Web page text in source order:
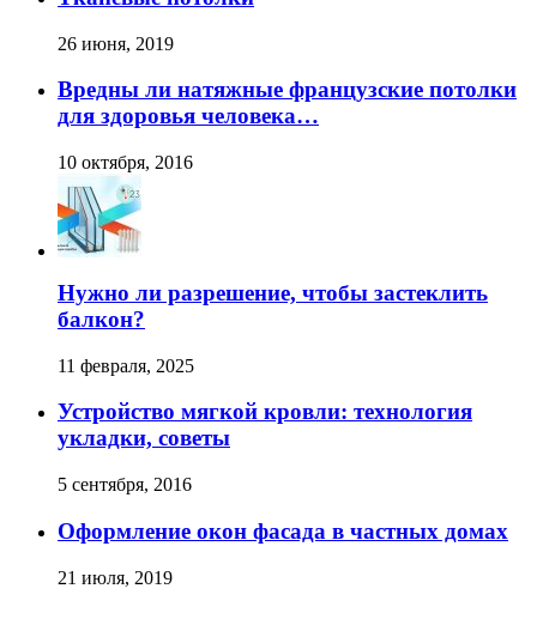
26 июня, 2019
Вредны ли натяжные французские потолки
для здоровья человека…
10 октября, 2016
Нужно ли разрешение, чтобы застеклить
балкон?
11 февраля, 2025
Устройство мягкой кровли: технология
укладки, советы
5 сентября, 2016
Оформление окон фасада в частных домах
21 июля, 2019